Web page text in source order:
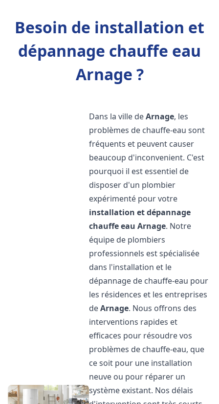
Besoin de installation et
dépannage chauffe eau
Arnage ?
Dans la ville deArnage, les
problèmes de chauffe-eau sont
fréquents et peuvent causer
beaucoup d'inconvenient. C'est
pourquoi il est essentiel de
disposer d'un plombier
expérimenté pour votre
installation et dépannage
chauffe eau Arnage. Notre
équipe de plombiers
professionnels est spécialisée
dans l'installation et le
dépannage de chauffe-eau pour
les résidences et les entreprises
deArnage. Nous offrons des
interventions rapides et
efficaces pour résoudre vos
problèmes de chauffe-eau, que
ce soit pour une installation
neuve ou pour réparer un
système existant. Nos délais